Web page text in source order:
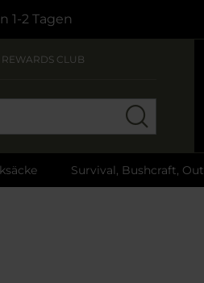
1-2 Tagen
REWARDS CLUB
Survival, Bushcraft,